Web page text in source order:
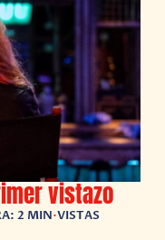
vistazo
2 MIN•VISTAS